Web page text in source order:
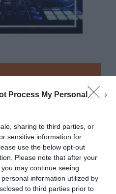
Process My Personal
sharing to third parties, or
sensitive information for
use the below opt-out
Please note that after your
may continue seeing
information utilized by
to third parties prior to